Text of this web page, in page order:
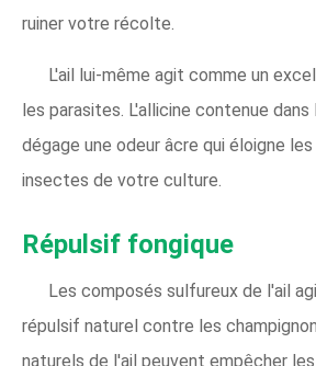
ruiner votre récolte.
L'ail lui-même agit comme un
les parasites. L'allicine contenue
dégage une odeur âcre qui éloigne
insectes de votre culture.
Répulsif fongique
Les composés sulfureux de l'ail
répulsif naturel contre les
naturels de l'ail peuvent empêcher